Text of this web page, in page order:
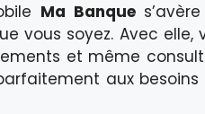
Ma Banque
vous soyez. Avec elle,
et même
aux